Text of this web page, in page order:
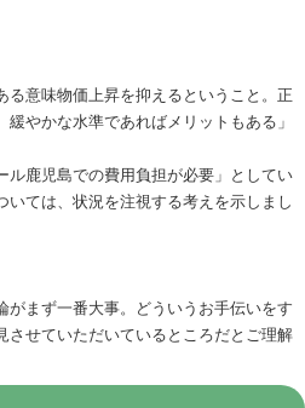
る意味物価上昇を抑えるということ。正
やかな水準であればメリットもある」
ル鹿児島での費用負担が必要」としてい
ては、状況を注視する考えを示しまし
がまず一番大事。どういうお手伝いをす
させていただいているところだとご理解